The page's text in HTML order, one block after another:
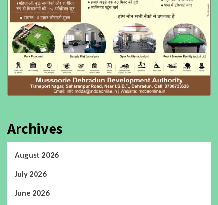
Archives
August 2026
July 2026
June 2026